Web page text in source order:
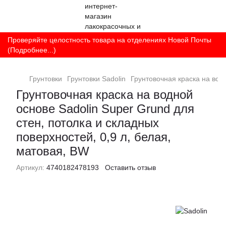
Проверяйте целостность товара на отделениях Новой Почты
(Подробнее...)
Грунтовки Грунтовки Sadolin Грунтовочная краска на
Грунтовочная краска на водной
основе Sadolin Super Grund для
стен, потолка и складных
поверхностей, 0,9 л, белая,
матовая, BW
Артикул: 4740182478193 Оставить отзыв